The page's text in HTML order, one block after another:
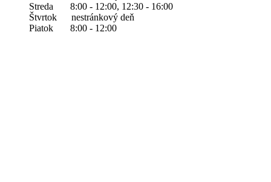
Streda 8:00 - 12:00, 12:30 - 16:00
Štvrtok nestránkový deň
Piatok 8:00 - 12:00